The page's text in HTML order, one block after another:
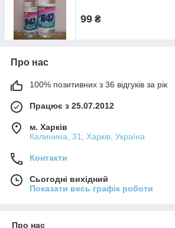
99 ₴
Про нас
100% позитивних з 36 відгуків за рік
Працює з 25.07.2012
м. Харків
Калинина, 31, Харків, Україна
Контакти
Сьогодні вихідний
Показати весь графік роботи
Про нас